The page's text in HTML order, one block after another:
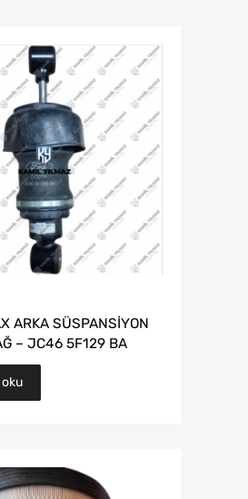
ARKA SÜSPANSİYON
– JC46 5F129 BA
oku